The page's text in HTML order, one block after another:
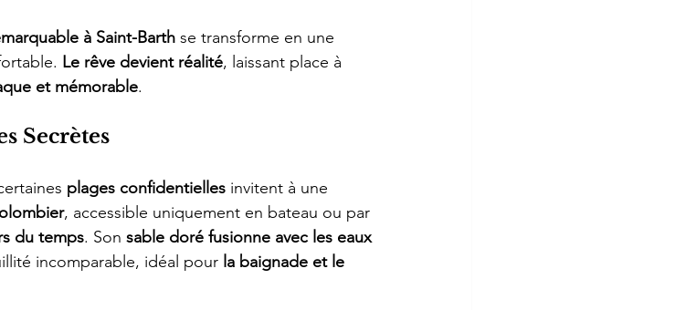
à Saint-Barth se transforme en une
Le rêve devient réalité, laissant place à
et mémorable.
Secrètes
plages confidentielles invitent à une
, accessible uniquement en bateau ou par
du temps. Son sable doré fusionne avec les eaux
incomparable, idéal pour la baignade et le